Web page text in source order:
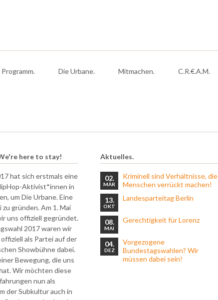
Programm. Die Urbane. Mitmachen. C.R.€.A.M.
here to stay!
hat sich erstmals eine
Aktivist*innen in
um Die Urbane. Eine
gründen. Am 1. Mai
uns offiziell gegründet.
2017 waren wir
als Partei auf der
Showbühne dabei.
Bewegung, die uns
Wir möchten diese
nun als
der Subkultur auch in
Aktuelles.
02.
MÄR
Kriminell sind Verhältnisse, die
Menschen verrückt machen!
13.
OKT
Landesparteitag Berlin
08.
MAI
Gerechtigkeit für Lorenz
04.
DEZ
Vorgezogene
Bundestagswahlen? Wir
müssen dabei sein!